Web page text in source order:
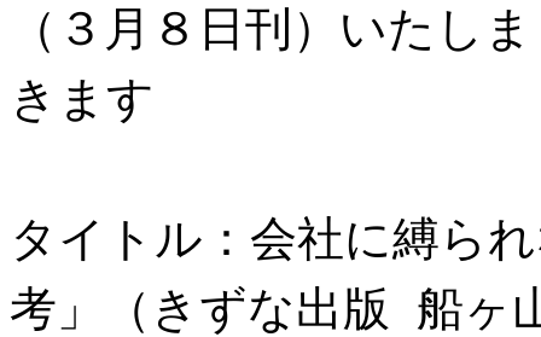
（３月８日刊）いたし
きます
タイトル：会社に縛ら
考」（きずな出版 船ヶ